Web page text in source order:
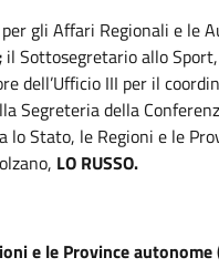
gli Affari Regionali e le
il Sottosegretario allo Sport,
dell’Ufficio III per il
Segreteria della
lo Stato, le Regioni e le
LO RUSSO.
e le Province autonome